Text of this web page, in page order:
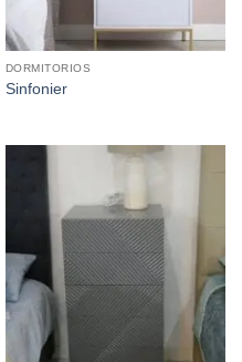
DORMITORIOS
Sinfonier